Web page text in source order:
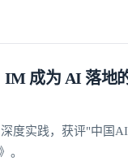
成为 AI 落地
度实践，获评"中国
。